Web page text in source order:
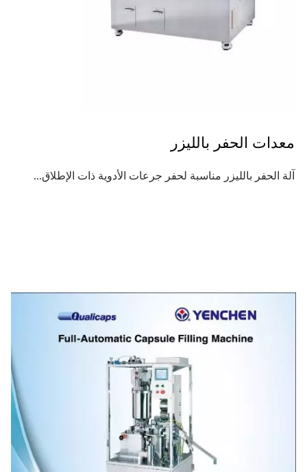
معدات الحفر بالليزر
آلة الحفر بالليزر مناسبة لحفر جرعات الأدوية ذات الإطلاق...